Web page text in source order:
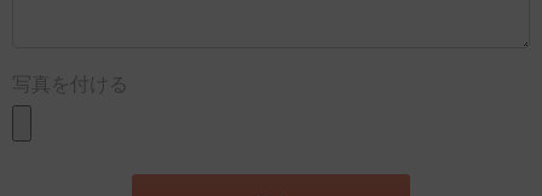
写真を付ける